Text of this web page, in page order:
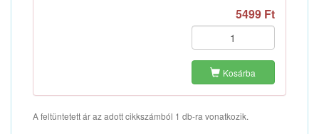
5499 Ft
Kosárba
A feltüntetett ár az adott cikkszámból 1 db-ra vonatkozik.